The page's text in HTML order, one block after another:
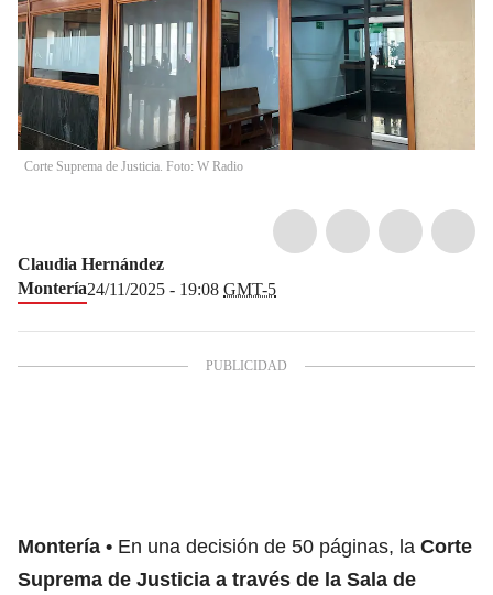
Corte Suprema de Justicia. Foto: W Radio
Claudia Hernández
Montería24/11/2025 - 19:08 GMT-5
Montería En una decisión de 50 páginas, la Corte
Suprema de Justicia a través de la Sala de